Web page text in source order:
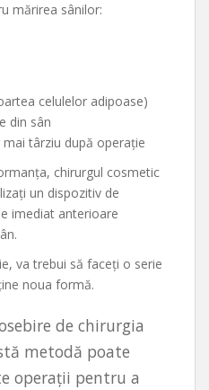
mărirea sânilor:
celulelor adipoase)
din sân
târziu după operație
chirurgul cosmetic
un dispozitiv de
imediat anterioare
va trebui să faceți o serie
noua formă.
de chirurgia
metodă poate
operații pentru a